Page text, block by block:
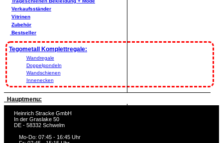
Verkaufsständer
Vitrinen
Zubehör
Bestseller
Tegometall Komplettregale:
Wandregale
Doppelgondeln
Wandschienen
Innenecken
Hauptmenu:
Heinrich Stracke GmbH
In der Graslake 50
DE - 58332 Schwelm
Mo-Do: 07:45 - 16:45 Uhr